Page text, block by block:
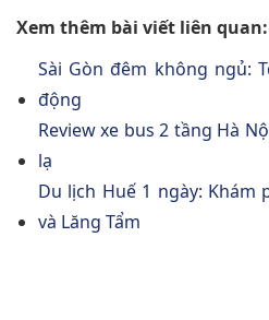
Xem thêm bài viết liên quan:
Sài Gòn đêm không ngủ:
động
Review xe bus 2 tầng Hà
lạ
Du lịch Huế 1 ngày: Khám
và Lăng Tẩm